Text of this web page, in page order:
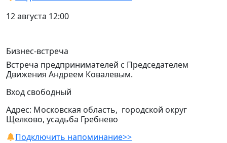
12 августа 12:00
Бизнес-встреча
Встреча предпринимателей с Председателем
Движения Андреем Ковалевым.
Вход свободный
Адрес: Московская область, городской округ
Щелково, усадьба Гребнево
Подключить напоминание>>